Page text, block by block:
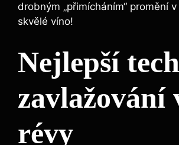
drobným⁣ „přimícháním“ promění
skvělé víno!
Nejlepší
‌zavlažování⁢
révy